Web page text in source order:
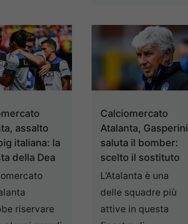
assalto
italiana: la
della Dea
riservare
Calciomercato
Atalanta, Gasperini
saluta il bomber:
scelto il sostituto
L’Atalanta è una
delle squadre più
attive in questa